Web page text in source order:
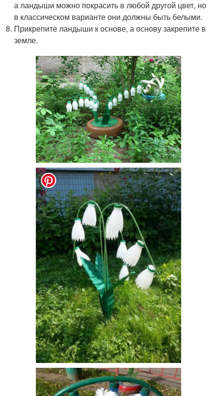
а ландыши можно покрасить в любой другой цвет, но
в классическом варианте они должны быть белыми.
Прикрепите ландыши к основе, а основу закрепите в
земле.